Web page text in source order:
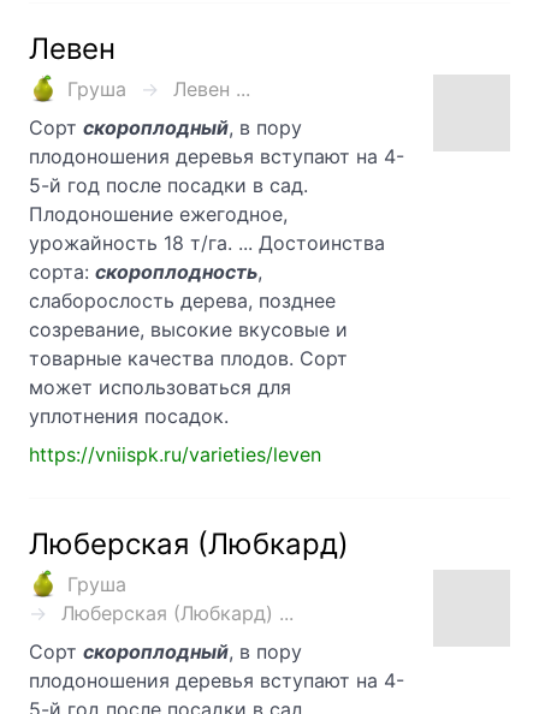
Левен
Груша
Левен ...
Сорт скороплодный, в пору
плодоношения деревья вступают на 4-
5-й год после посадки в сад.
Плодоношение ежегодное,
урожайность 18 т/га. ... Достоинства
сорта: скороплодность,
слаборослость дерева, позднее
созревание, высокие вкусовые и
товарные качества плодов. Сорт
может использоваться для
уплотнения посадок.
https://vniispk.ru/varieties/leven
Люберская (Любкард)
Груша
Люберская (Любкард) ...
Сорт скороплодный, в пору
плодоношения деревья вступают на 4-